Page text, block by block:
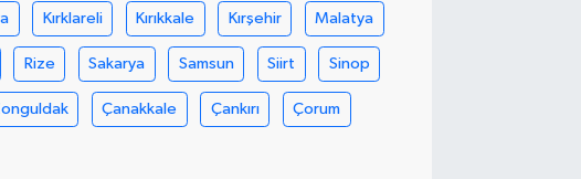
Kırklareli Kırıkkale Kırşehir Malatya
Rize Sakarya Samsun Siirt Sinop
Çanakkale Çankırı Çorum